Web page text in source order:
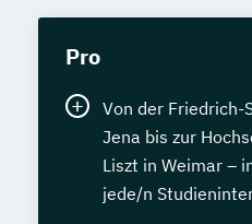
Pro
Von der
Jena bis zur
Liszt in Weimar –
jede/n